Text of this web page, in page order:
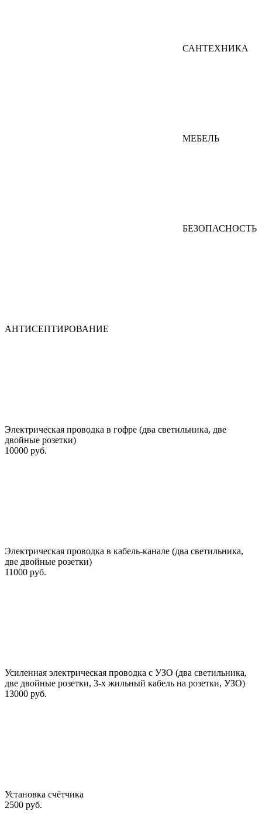
САНТЕХНИКА
МЕБЕЛЬ
БЕЗОПАСНОСТЬ
АНТИСЕПТИРОВАНИЕ
Электрическая проводка в гофре (два светильника, две
двойные розетки)
10000 руб.
Электрическая проводка в кабель-канале (два светильника,
две двойные розетки)
11000 руб.
Усиленная электрическая проводка с УЗО (два светильника,
две двойные розетки, 3-х жильный кабель на розетки, УЗО)
13000 руб.
Установка счётчика
2500 руб.